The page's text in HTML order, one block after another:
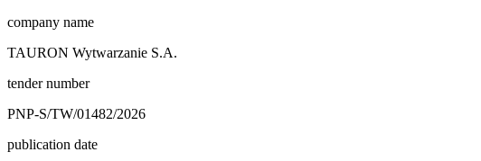
company name
TAURON Wytwarzanie S.A.
tender number
PNP-S/TW/01482/2026
publication date